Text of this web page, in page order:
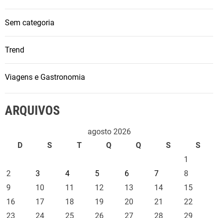
v
e
a
o
m
h
Sem categoria
Trend
Viagens e Gastronomia
ARQUIVOS
agosto 2026
D
S T Q Q S
S
1
2
3 4 5 6 7
8
9
10 11 12 13 14
15
16
17 18 19 20 21
22
23
24 25 26 27 28
29